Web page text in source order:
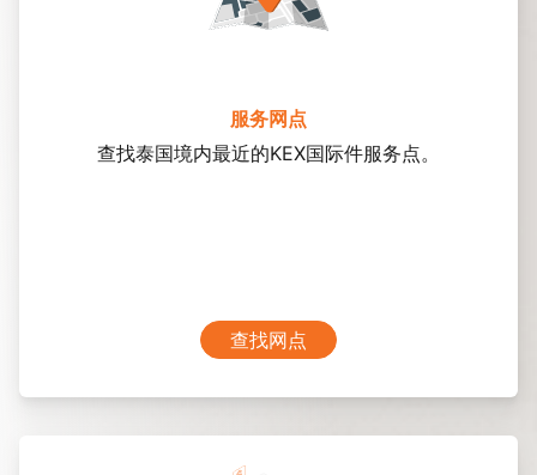
服务网点
查找泰国境内最近的KEX国际件服务点。
查找网点